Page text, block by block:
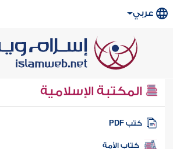
عربي
المكتبة الإسلامية
كتب PDF